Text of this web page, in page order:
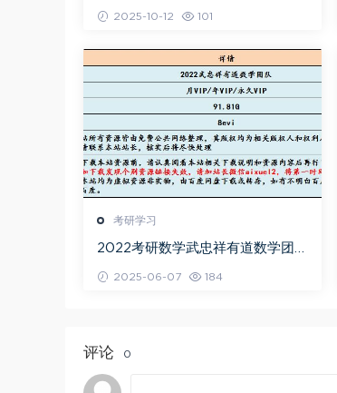
度网盘资源打包下载
2025-10-12 101
考研学习
2022考研数学武忠祥有道数学团队
资料百度网盘下载
2025-06-07 184
评论 0